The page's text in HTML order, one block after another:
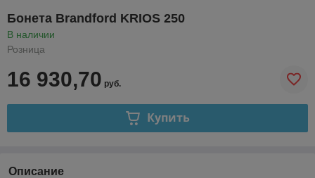
Бонета Brandford KRIOS 250
В наличии
Розница
16 930,70 руб.
Купить
Описание